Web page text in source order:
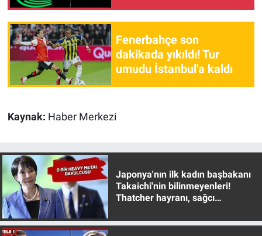
Fenerbahçe son
dakikada yıkıldı! Tur
umudu İstanbul'a kaldı
Kaynak: Haber Merkezi
Japonya'nın ilk kadın başbakanı
Takaichi'nin bilinmeyenleri!
Thatcher hayranı, sağcı